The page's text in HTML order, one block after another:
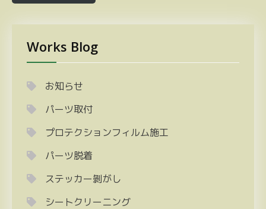
Works Blog
お知らせ
パーツ取付
プロテクションフィルム施工
パーツ脱着
ステッカー剝がし
シートクリーニング